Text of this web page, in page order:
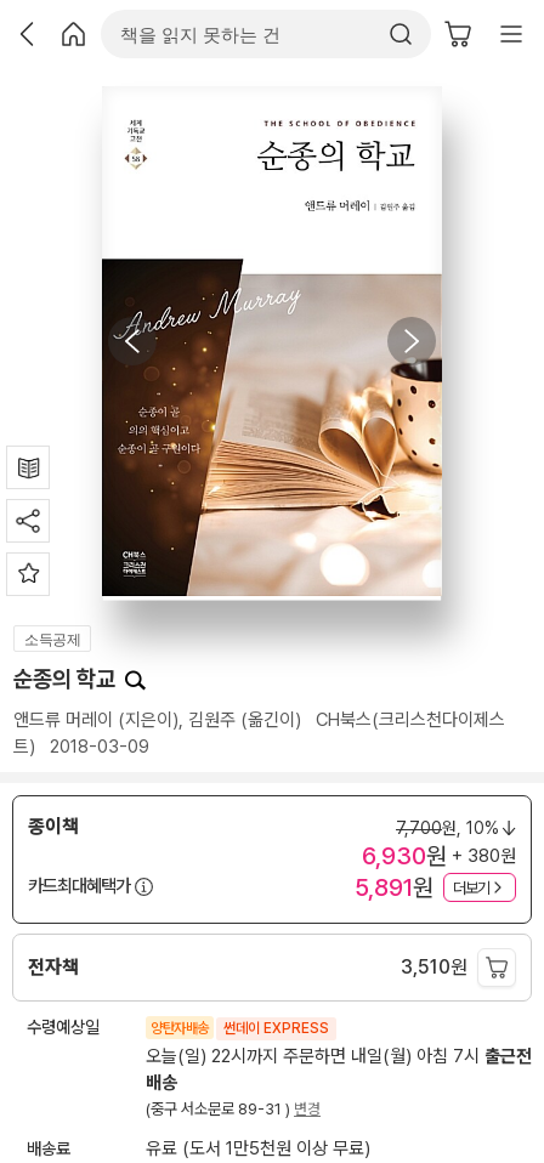
소득공제
순종의 학교
앤드류 머레이 (지은이), 김원주 (옮긴이) CH북스(크리스천다이제스
트) 2018-03-09
종이책 7,700원, 10%
6,930원 + 380원
카드최대혜택가
5,891원 더보기
전자책 3,510원
수령예상일 양탄자배송 썬데이 EXPRESS
오늘(일) 22시까지 주문하면 내일(월) 아침 7시 출근전
배송
(중구 서소문로 89-31 ) 변경
배송료 유료 (도서 1만5천원 이상 무료)